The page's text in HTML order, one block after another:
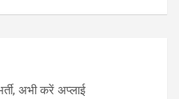
अभी करें अप्‍लाई